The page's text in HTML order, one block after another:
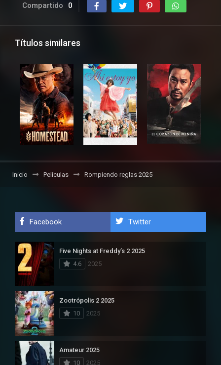
Compartido 0
Títulos similares
Inicio Películas Rompiendo reglas 2025
Facebook Twitter
Five Nights at Freddy’s 2 2025
4.6
2025
Zootrópolis 2 2025
10
2025
Amateur 2025
10
2025